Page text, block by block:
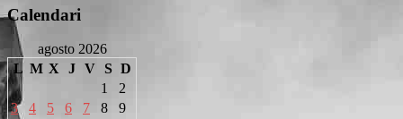
Calendari
agosto 2026
L M X J V S D
1
2
3
4 5 6 7 8
9